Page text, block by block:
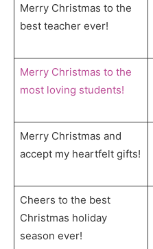
Merry Christmas to the
best teacher ever!
Merry Christmas to the
most loving students!
Merry Christmas and
accept my heartfelt gifts!
Cheers to the best
Christmas holiday
season ever!